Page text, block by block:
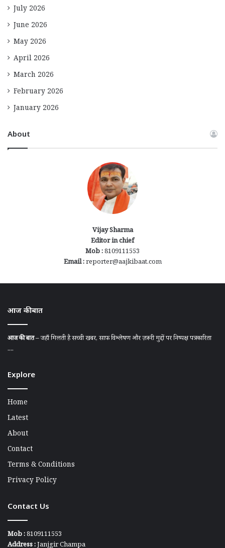
July 2026
June 2026
May 2026
April 2026
March 2026
February 2026
January 2026
About
Vijay Sharma
Editor in chief
Mob :8109111553
Email :reporter@aajkibaat.com
आज की बात
आज की बात– जहाँ मिलती है सच्ची खबर, साफ़ विश्लेषण और ज़रूरी मुद्दों पर निष्पक्ष पत्रकारिता
....
Explore
Home
Latest
About
Contact
Terms & Conditions
Privacy Policy
Contact Us
Mob :8109111553
Address :Janjgir Champa